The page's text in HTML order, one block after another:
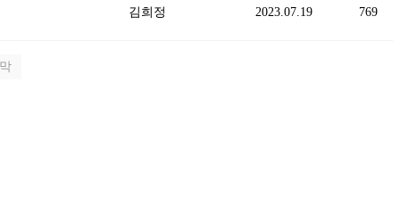
김희정 2023.07.19 769